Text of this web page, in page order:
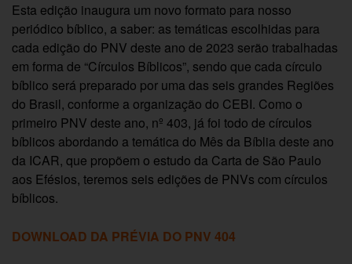
Esta edição inaugura um novo formato para nosso
periódico bíblico, a saber: as temáticas escolhidas para
cada edição do PNV deste ano de 2023 serão trabalhadas
em forma de “Círculos Bíblicos”, sendo que cada círculo
bíblico será preparado por uma das seis grandes Regiões
do Brasil, conforme a organização do CEBI. Como o
primeiro PNV deste ano, nº 403, já foi todo de círculos
bíblicos abordando a temática do Mês da Bíblia deste ano
da ICAR, que propõem o estudo da Carta de São Paulo
aos Efésios, teremos seis edições de PNVs com círculos
bíblicos.
DOWNLOAD DA PRÉVIA DO PNV 404